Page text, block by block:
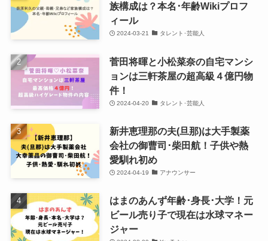
族構成は？本名･年齢Wikiプロフ
ィール
2024-03-21 タレント･芸能人
菅田将暉と小松菜奈の自宅マンシ
ョンは三軒茶屋の超高級４億円物
件！
2024-04-20 タレント･芸能人
新井恵理那の夫(旦那)は大手製薬
会社の御曹司･柴田航！子供や熱
愛馴れ初め
2024-04-19 アナウンサー
はまのあんず年齢･身長･大学！元
ビール売り子で現在は水球マネー
ジャー